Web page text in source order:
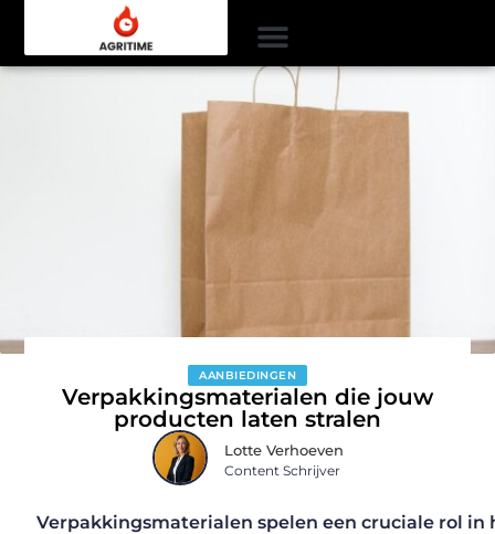
AANBIEDINGEN
Verpakkingsmaterialen die jouw
producten laten stralen
Lotte Verhoeven
Content Schrijver
Verpakkingsmaterialen spelen een cruciale rol in